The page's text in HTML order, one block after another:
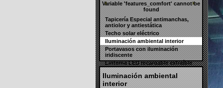
Variable 'features_comfort' cannot be
found
Tapicería Especial antimanchas,
antiolor y antiestática
Techo solar eléctrico
Iluminación ambiental interior
Portavasos con iluminación
iridiscente
Linterna LED recargable extraíble
de emergencia
Asientos regulables, abatibles y
plegables en plano
Iluminación ambiental
interior